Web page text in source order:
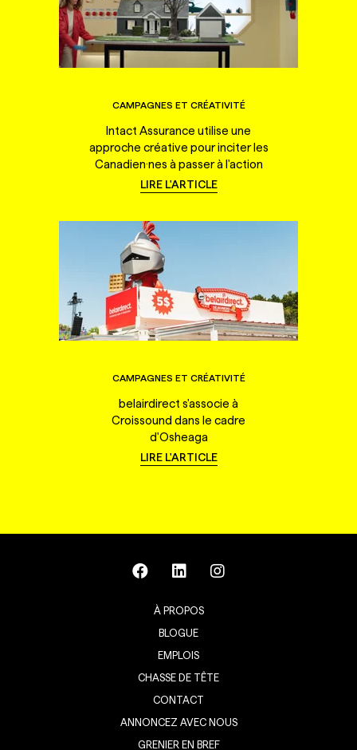
CAMPAGNES ET CRÉATIVITÉ
Intact Assurance utilise une
approche créative pour inciter les
Canadien·nes à passer à l'action
LIRE L'ARTICLE
CAMPAGNES ET CRÉATIVITÉ
belairdirect s'associe à
Croissound dans le cadre
d'Osheaga
LIRE L'ARTICLE
À PROPOS
BLOGUE
EMPLOIS
CHASSE DE TÊTE
CONTACT
ANNONCEZ AVEC NOUS
GRENIER EN BREF